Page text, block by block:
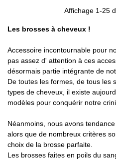
Affichage 1-25
Les brosses à cheveux !
Accessoire incontournable pour
pas assez d' attention à ces
désormais partie intégrante de
De toutes les formes, de tous les
types de cheveux, il existe
modèles pour conquérir notre
Néanmoins, nous avons
alors que de nombreux critères
choix de la brosse parfaite.
Les brosses faites en poils du